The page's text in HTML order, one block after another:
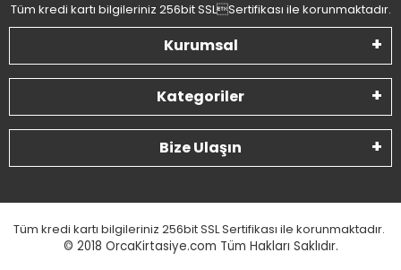
Tüm kredi kartı bilgileriniz 256bit SSLSertifikası ile korunmaktadır.
Kurumsal
Kategoriler
Bize Ulaşın
Tüm kredi kartı bilgileriniz 256bit SSL Sertifikası ile korunmaktadır.
© 2018 OrcaKirtasiye.com Tüm Hakları Saklıdır.